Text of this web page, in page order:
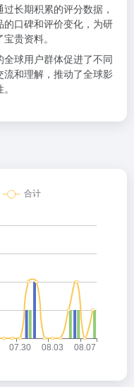
过长期积累的评分数据，
口碑和评价变化，为研
贵资料。
全球用户群体促进了不同
和理解，推动了全球影